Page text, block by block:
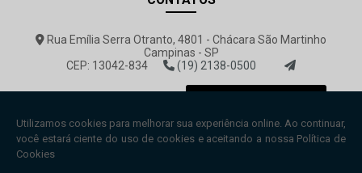
Rua Emília Serra Otranto, 4801 - Chácara São Martinho
Campinas - SP
CEP: 13042-834
(19) 2138-0500